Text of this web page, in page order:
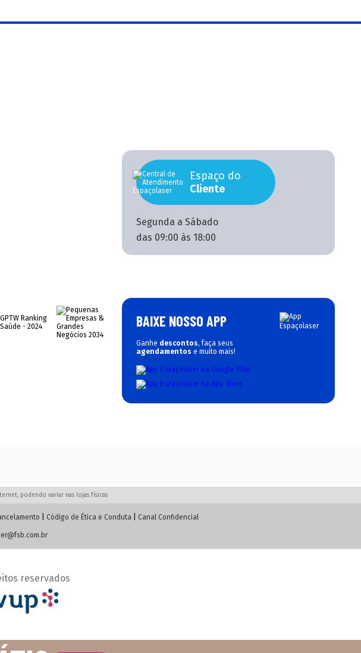
Espaço do
Cliente
Segunda a Sábado
das 09:00 às 18:00
BAIXE NOSSO APP
Ganhe descontos, faça seus
agendamentos e muito mais!
podendo variar nas lojas físicas
Código de Ética e Conduta Canal Confidencial
reservados